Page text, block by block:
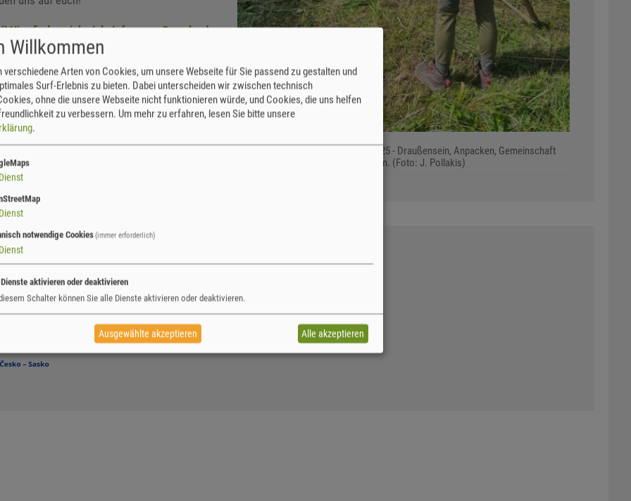
Eindruck aus dem HeuHoj-Camp 2025 - Draußensein, Anpacken, Gemeinschaft
genießen! Interessenten willkommen. (Foto: J. Pollakis)
Hier finden sich viele Infos zum Download-
unterwww.heuhoj.de
Sachsen-Tschechien gefördert -
/ Číslo žádosti: 100798970 - Projekttitel /
Arten im Grenzgebiet / Invazní druhy v
FÖRDERER INTERREG
Willkommen
verschiedene Arten von Cookies, um unsere Webseite für Sie passend zu gestalten und
Surf-Erlebnis zu bieten. Dabei unterscheiden wir zwischen technisch
ohne die unsere Webseite nicht funktionieren würde, und Cookies, die uns helfen
zu verbessern. Um mehr zu erfahren, lesen Sie bitte unsere
.
Dienst
Dienst
notwendige Cookies(immer erforderlich)
Dienst
aktivieren oder deaktivieren
Schalter können Sie alle Dienste aktivieren oder deaktivieren.
Ausgewählte akzeptieren Alle akzeptieren